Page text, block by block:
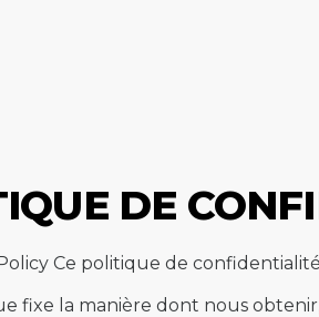
DE
Ce politique de
fixe la manière dont nous